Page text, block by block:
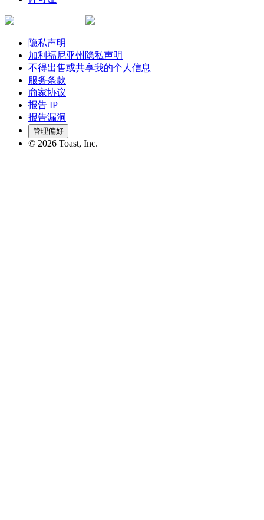
隐私声明
加利福尼亚州隐私声明
不得出售或共享我的个人信息
服务条款
商家协议
报告 IP
报告漏洞
管理偏好
© 2026 Toast, Inc.